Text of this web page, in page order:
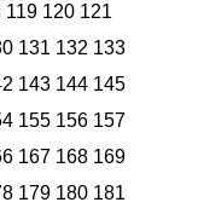
119 120 121
131 132 133
143 144 145
155 156 157
167 168 169
179 180 181